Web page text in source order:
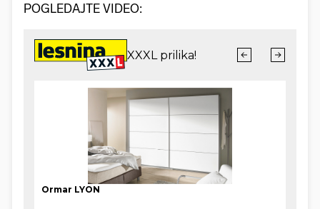
POGLEDAJTE VIDEO: